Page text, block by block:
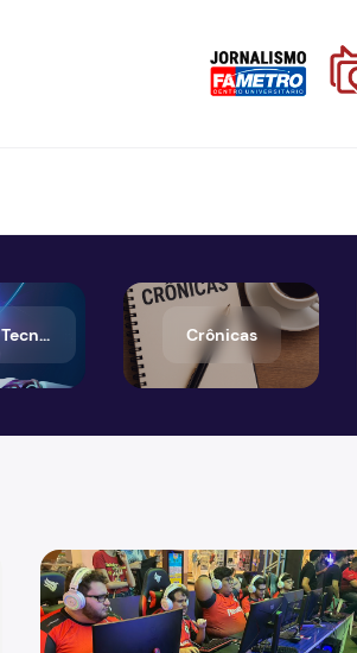
Ciência e Tecnologia Crônicas
Geek Experience
5° edição do Geek Experience reúne